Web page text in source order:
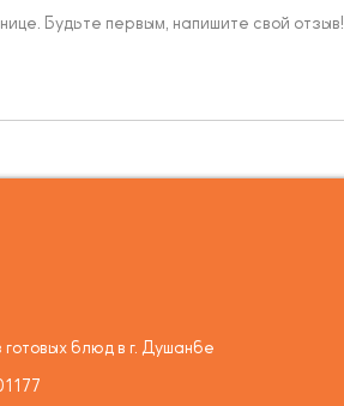
Будьте первым, напишите свой отзыв!
блюд в г. Душанбе